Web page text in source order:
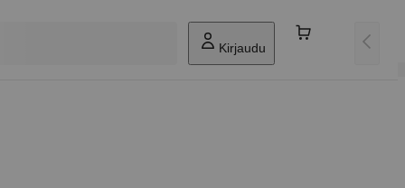
Kirjaudu